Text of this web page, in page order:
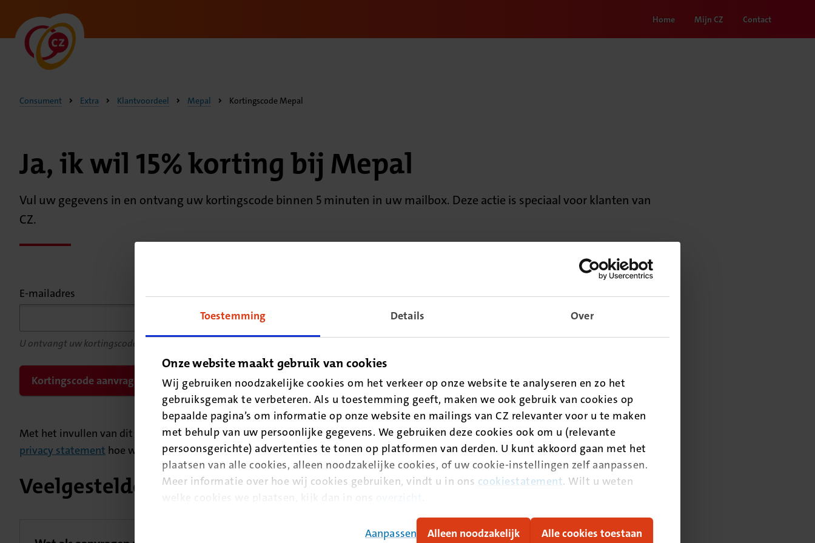
Toestemming Details Over
Onze website maakt gebruik van cookies
Wij gebruiken noodzakelijke cookies om het verkeer op onze website te analyseren en zo het
gebruiksgemak te verbeteren. Als u toestemming geeft, maken we ook gebruik van cookies op
bepaalde pagina’s om informatie op onze website en mailings van CZ relevanter voor u te maken
met behulp van uw persoonlijke gegevens. We gebruiken deze cookies ook om u (relevante
persoonsgerichte) advertenties te tonen op platformen van derden. U kunt akkoord gaan met het
plaatsen van alle cookies, alleen noodzakelijke cookies, of uw cookie-instellingen zelf aanpassen.
Meer informatie over hoe wij cookies gebruiken, vindt u in ons cookiestatement. Wilt u weten
welke cookies we plaatsen, kijk dan in ons
overzicht
Alleen noodzakelijk
Aanpassen Alle cookies toestaan
Home Mijn CZ Contact
Consument Extra Klantvoordeel Mepal Kortingscode Mepal
Ja, ik wil 15% korting bij Mepal
Vul uw gegevens in en ontvang uw kortingscode binnen 5 minuten in uw mailbox. Deze actie is speciaal voor klanten van
CZ.
E-mailadres
U ontvangt uw kortingscode op dit e-mailadres
Kortingscode aanvragen
Met het invullen van dit formulier geeft u CZ toestemming om uw gegevens te verwerken. Lees in ons
privacy statement hoe wij omgaan met uw persoonsgegevens.
Veelgestelde vragen